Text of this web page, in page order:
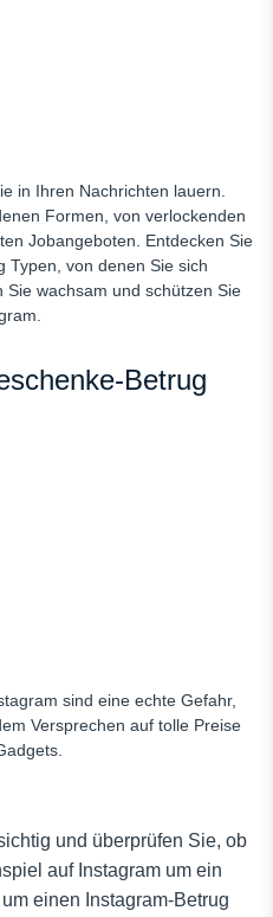
in Ihren Nachrichten lauern.
Formen, von verlockenden
Jobangeboten. Entdecken Sie
Typen, von denen Sie sich
wachsam und schützen Sie
Betrug
sind eine echte Gefahr,
Versprechen auf tolle Preise
und überprüfen Sie, ob
auf Instagram um ein
einen Instagram-Betrug